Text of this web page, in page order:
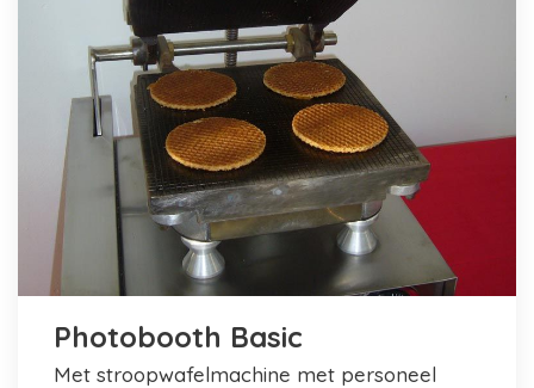
Photobooth Basic
met stroopwafelmachine met personeel